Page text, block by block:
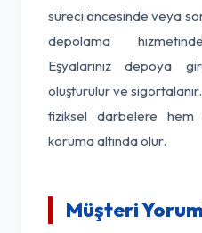
süreci öncesinde veya
depolama
Eşyalarınız depoya
oluşturulur ve
fiziksel darbelere hem
koruma altında olur.
Müşteri